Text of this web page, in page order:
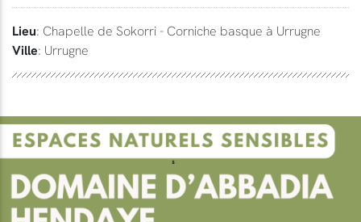
Lieu: Chapelle de Sokorri - Corniche basque à Urrugne
Ville: Urrugne